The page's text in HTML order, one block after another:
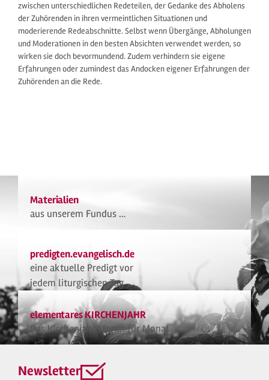
zwischen unterschiedlichen Redeteilen, der Gedanke des Abholens
der Zuhörenden in ihren vermeintlichen Situationen und
moderierende Redeabschnitte. Selbst wenn Übergänge, Abholungen
und Moderationen in den besten Absichten verwendet werden, so
wirken sie doch bevormundend. Zudem verhindern sie eigene
Erfahrungen oder zumindest das Andocken eigener Erfahrungen der
Zuhörenden an die Rede.
Materialien
aus unserem Fundus …
predigten.evangelisch.de
eine aktuelle Predigt vor
jedem liturgischen Tag
elementares KIRCHENJAHR
Das Kirchenjahr Monat für Monat
Newsletter